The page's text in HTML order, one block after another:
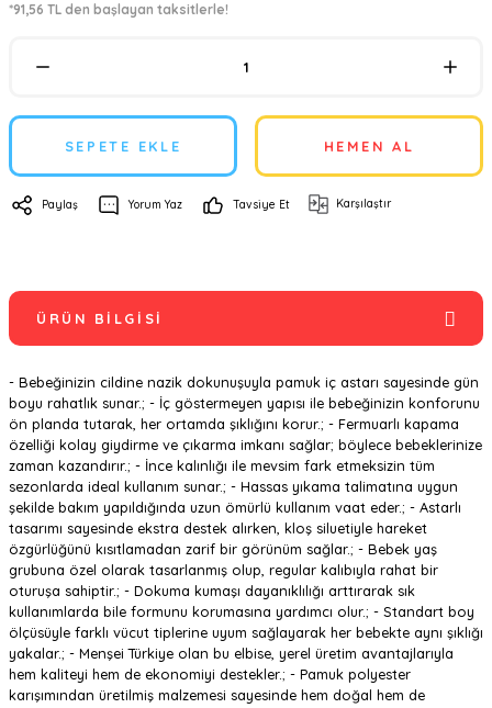
*91,56 TL den başlayan taksitlerle!
SEPETE EKLE HEMEN AL
Paylaş Yorum Yaz Tavsiye Et Karşılaştır
ÜRÜN BILGISI
- Bebeğinizin cildine nazik dokunuşuyla pamuk iç astarı sayesinde gün
boyu rahatlık sunar.; - İç göstermeyen yapısı ile bebeğinizin konforunu
ön planda tutarak, her ortamda şıklığını korur.; - Fermuarlı kapama
özelliği kolay giydirme ve çıkarma imkanı sağlar; böylece bebeklerinize
zaman kazandırır.; - İnce kalınlığı ile mevsim fark etmeksizin tüm
sezonlarda ideal kullanım sunar.; - Hassas yıkama talimatına uygun
şekilde bakım yapıldığında uzun ömürlü kullanım vaat eder.; - Astarlı
tasarımı sayesinde ekstra destek alırken, kloş siluetiyle hareket
özgürlüğünü kısıtlamadan zarif bir görünüm sağlar.; - Bebek yaş
grubuna özel olarak tasarlanmış olup, regular kalıbıyla rahat bir
oturuşa sahiptir.; - Dokuma kumaşı dayanıklılığı arttırarak sık
kullanımlarda bile formunu korumasına yardımcı olur.; - Standart boy
ölçüsüyle farklı vücut tiplerine uyum sağlayarak her bebekte aynı şıklığı
yakalar.; - Menşei Türkiye olan bu elbise, yerel üretim avantajlarıyla
hem kaliteyi hem de ekonomiyi destekler.; - Pamuk polyester
karışımından üretilmiş malzemesi sayesinde hem doğal hem de